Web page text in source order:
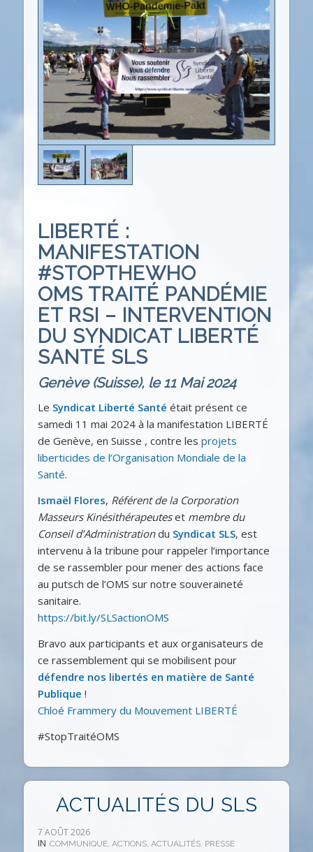
LIBERTÉ :
MANIFESTATION
#STOPTHEWHO
OMS TRAITÉ PANDÉMIE
ET RSI – INTERVENTION
DU SYNDICAT LIBERTÉ
SANTÉ SLS
Genève (Suisse), le 11 Mai 2024
Le Syndicat Liberté Santé était présent ce
samedi 11 mai 2024 à la manifestation LIBERTÉ
de Genève, en Suisse , contre les projets
liberticides de l’Organisation Mondiale de la
Santé.
Ismaël Flores, Référent de la Corporation
Masseurs Kinésithérapeuteset membre du
Conseil d’Administrationdu Syndicat SLS, est
intervenu à la tribune pour rappeler l’importance
de se rassembler pour mener des actions face
au putsch de l’OMS sur notre souveraineté
sanitaire.
https://bit.ly/SLSactionOMS
Bravo aux participants et aux organisateurs de
ce rassemblement qui se mobilisent pour
défendre nos libertés en matière de Santé
Publique !
Chloé Frammery du Mouvement LIBERTÉ
#StopTraitéOMS
ACTUALITÉS DU SLS
7 AOÛT 2026
IN COMMUNIQUE, ACTIONS, ACTUALITÉS, PRESSE